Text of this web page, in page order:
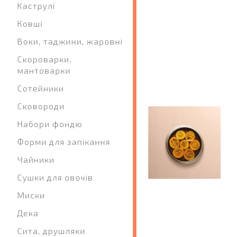
Каструлі
Ковші
Воки, таджини, жаровні
Скороварки,
мантоварки
Сотейники
Сковороди
Набори фондю
Форми для запікання
Чайники
Сушки для овочів
Миски
Дека
Сита, друшляки